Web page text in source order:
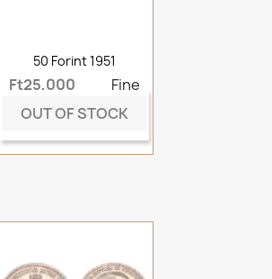
50 Forint 1951
Ft25,000
Fine
OUT OF STOCK